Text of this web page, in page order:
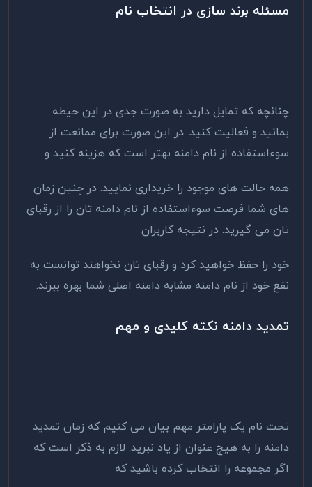
مسئله برند سازی در انتخاب نام
چنانچه که تمایل دارید به صورت جدی در این حیطه
بمانید و فعالیت کنید. در این صورت برای ممانعت از
سوءاستفاده از نام دامنه بهتر است که هزینه کنید و
همه حالت های موجود را خریداری نمایید. در چنین زمان
های شما فرصت سوءاستفاده از نام دامنه تان را از رقبای
تان می گیرید. در نتیجه کاربران
خود را حفظ خواهید کرد و رقبای تان نخواهند توانست به
نفع خود از نام دامنه مشابه دامنه اصلی شما بهره ببرند.
تمدید دامنه نکته کلیدی و مهم
تحت نام یک پارامتر مهم بیان می کنیم که زمان تمدید
دامنه را به هیچ عنوان از یاد نبرید. لازم به ذکر است که
اگر مجموعه را انتخاب کرده باشید که